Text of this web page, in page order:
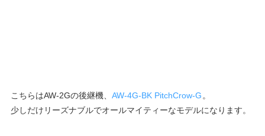
こちらはAW-2Gの後継機、 AW-4G-BK PitchCrow-G 。
少しだけリーズナブルでオールマイティーなモデルになります。